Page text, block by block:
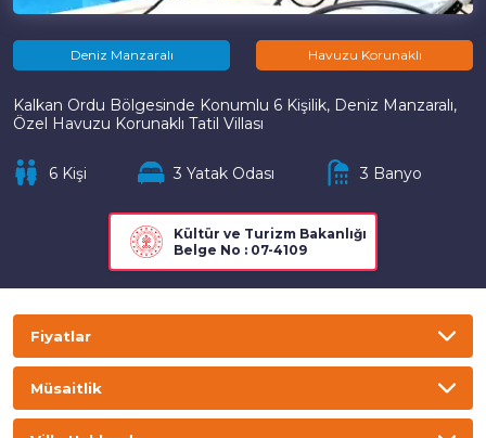
Deniz Manzaralı Havuzu Korunaklı
Kalkan Ordu Bölgesinde Konumlu 6 Kişilik, Deniz Manzaralı,
Özel Havuzu Korunaklı Tatil Villası
6 Kişi 3 Yatak Odası 3 Banyo
Kültür ve Turizm Bakanlığı
Belge No : 07-4109
Fiyatlar
Gecelik Haftalık
Müsaitlik